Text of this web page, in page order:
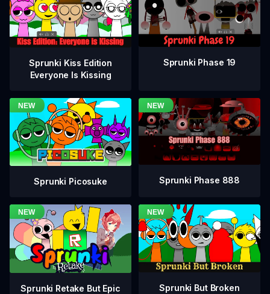
Sprunki Kiss Edition
Everyone Is Kissing
Sprunki Phase 19
Sprunki Picosuke Sprunki Phase 888
Sprunki Retake But Epic Sprunki But Broken